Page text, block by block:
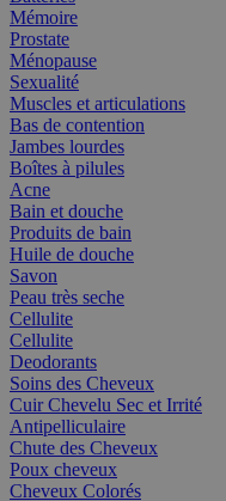
Mémoire
Prostate
Ménopause
Sexualité
Muscles et articulations
Bas de contention
Jambes lourdes
Boîtes à pilules
Acne
Bain et douche
Produits de bain
Huile de douche
Savon
Peau très seche
Cellulite
Cellulite
Deodorants
Soins des Cheveux
Cuir Chevelu Sec et Irrité
Antipelliculaire
Chute des Cheveux
Poux cheveux
Cheveux Colorés